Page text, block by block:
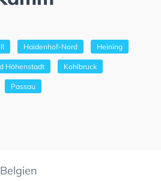
Haidenhof-Nord Heining
Höhenstadt Kohlbruck
Passau